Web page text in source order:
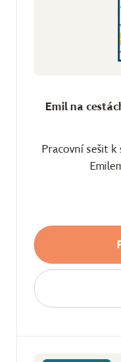
Emil na
Pracovní sešit